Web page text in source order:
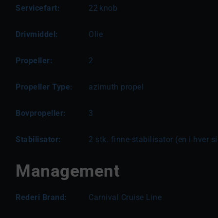
Servicefart: 22 knob
Drivmiddel: Olie
Propeller: 2
Propeller Type: azimuth propel
Bovpropeller: 3
Stabilisator: 2 stk. finne-stabilisator (en i hver
Management
Rederi Brand: Carnival Cruise Line